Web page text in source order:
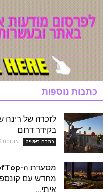
כתבות נוספות
לזכרה של רינה
בקידר דרום
כתבה ראשית אוגוסט 5, 2026
מחדש עם
איתי...